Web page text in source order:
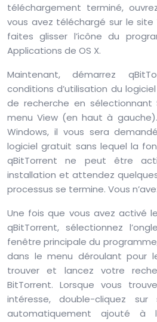
téléchargement terminé,
vous avez téléchargé sur le
faites glisser l’icône du
Applications de OS X.
Maintenant, démarrez
conditions d’utilisation du
de recherche en sélectionnant
menu View (en haut à
Windows, il vous sera
logiciel gratuit sans lequel la
qBitTorrent ne peut être
installation et attendez
processus se termine. Vous
Une fois que vous avez activé
qBitTorrent, sélectionnez
fenêtre principale du
dans le menu déroulant pour
trouver et lancez votre
BitTorrent. Lorsque vous
intéresse, double-cliquez
automatiquement ajouté